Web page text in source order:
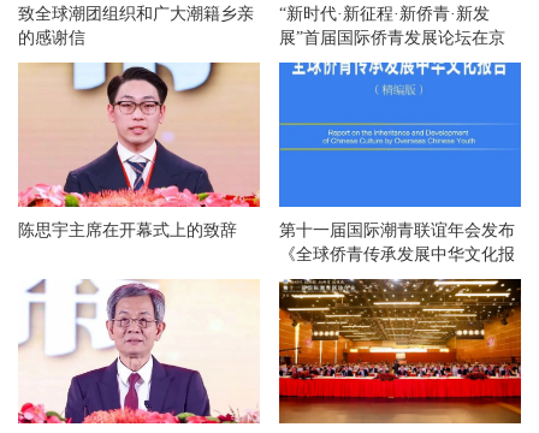
致全球潮团组织和广大潮籍乡亲
的感谢信
“新时代·新征程·新侨青·新发
展”首届国际侨青发展论坛在京
举办
陈思宇主席在开幕式上的致辞
第十一届国际潮青联谊年会发布
《全球侨青传承发展中华文化报
告》